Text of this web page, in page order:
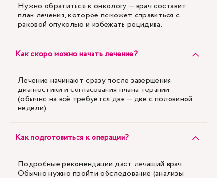
Нужно обратиться к онкологу — врач составит
план лечения, которое поможет справиться с
раковой опухолью и избежать рецидива.
Как скоро можно начать лечение?
Лечение начинают сразу после завершения
диагностики и согласования плана терапии
(обычно на всё требуется две — две с половиной
недели).
Как подготовиться к операции?
Подробные рекомендации даст лечащий врач.
Обычно нужно пройти обследование (анализы